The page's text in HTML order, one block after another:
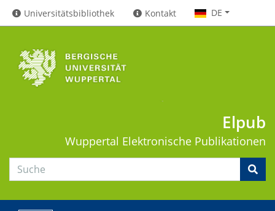
Universitätsbibliothek Kontakt DE
Elpub
Wuppertal Elektronische Publikationen